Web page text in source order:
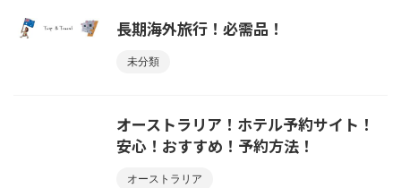
長期海外旅行！必需品！
未分類
オーストラリア！ホテル予約サイト！
安心！おすすめ！予約方法！
オーストラリア